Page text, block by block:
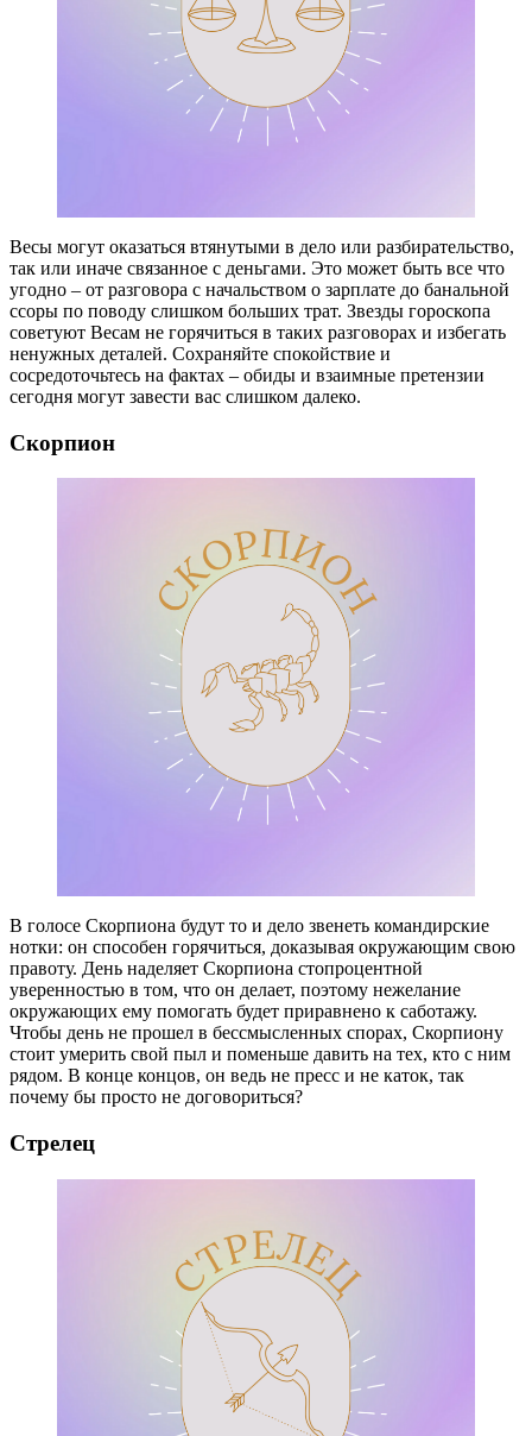
Весы могут оказаться втянутыми в дело или разбирательство,
так или иначе связанное с деньгами. Это может быть все что
угодно – от разговора с начальством о зарплате до банальной
ссоры по поводу слишком больших трат. Звезды гороскопа
советуют Весам не горячиться в таких разговорах и избегать
ненужных деталей. Сохраняйте спокойствие и
сосредоточьтесь на фактах – обиды и взаимные претензии
сегодня могут завести вас слишком далеко.
Скорпион
В голосе Скорпиона будут то и дело звенеть командирские
нотки: он способен горячиться, доказывая окружающим свою
правоту. День наделяет Скорпиона стопроцентной
уверенностью в том, что он делает, поэтому нежелание
окружающих ему помогать будет приравнено к саботажу.
Чтобы день не прошел в бессмысленных спорах, Скорпиону
стоит умерить свой пыл и поменьше давить на тех, кто с ним
рядом. В конце концов, он ведь не пресс и не каток, так
почему бы просто не договориться?
Стрелец